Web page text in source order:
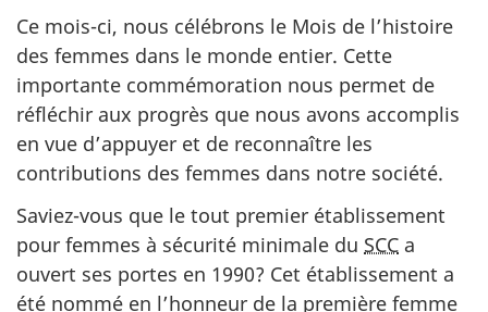
Ce mois-ci, nous célébrons le Mois de l’histoire
des femmes dans le monde entier. Cette
importante commémoration nous permet de
réfléchir aux progrès que nous avons accomplis
en vue d’appuyer et de reconnaître les
contributions des femmes dans notre société.
Saviez-vous que le tout premier établissement
pour femmes à sécurité minimale du SCC a
ouvert ses portes en 1990? Cet établissement a
été nommé en l’honneur de la première femme